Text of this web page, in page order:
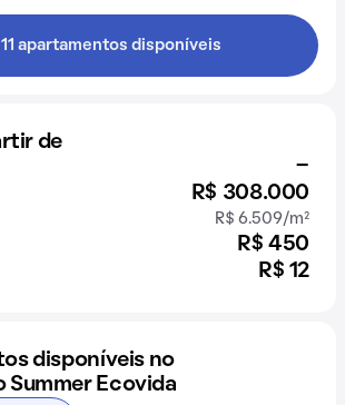
11 apartamentos disponíveis
de
-
R$ 308.000
R$ 6.509/m²
R$ 450
R$ 12
disponíveis no
Summer Ecovida